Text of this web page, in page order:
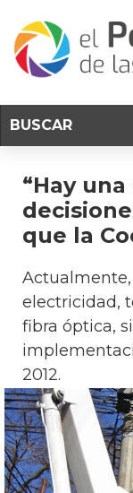
“Hay
que la
electricidad,
fibra óptica,
2012.